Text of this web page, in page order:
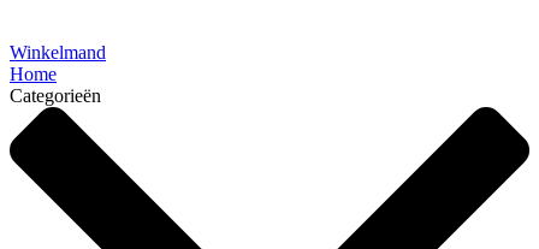
Winkelmand
Home
Categorieën